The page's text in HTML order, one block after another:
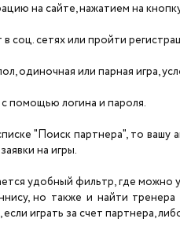
на сайте, нажатием на
соц. сетях или пройти
одиночная или парная игра,
помощью логина и пароля.
"Поиск партнера", то
на игры.
удобный фильтр, где можно
но также и найти
играть за счет партнера,